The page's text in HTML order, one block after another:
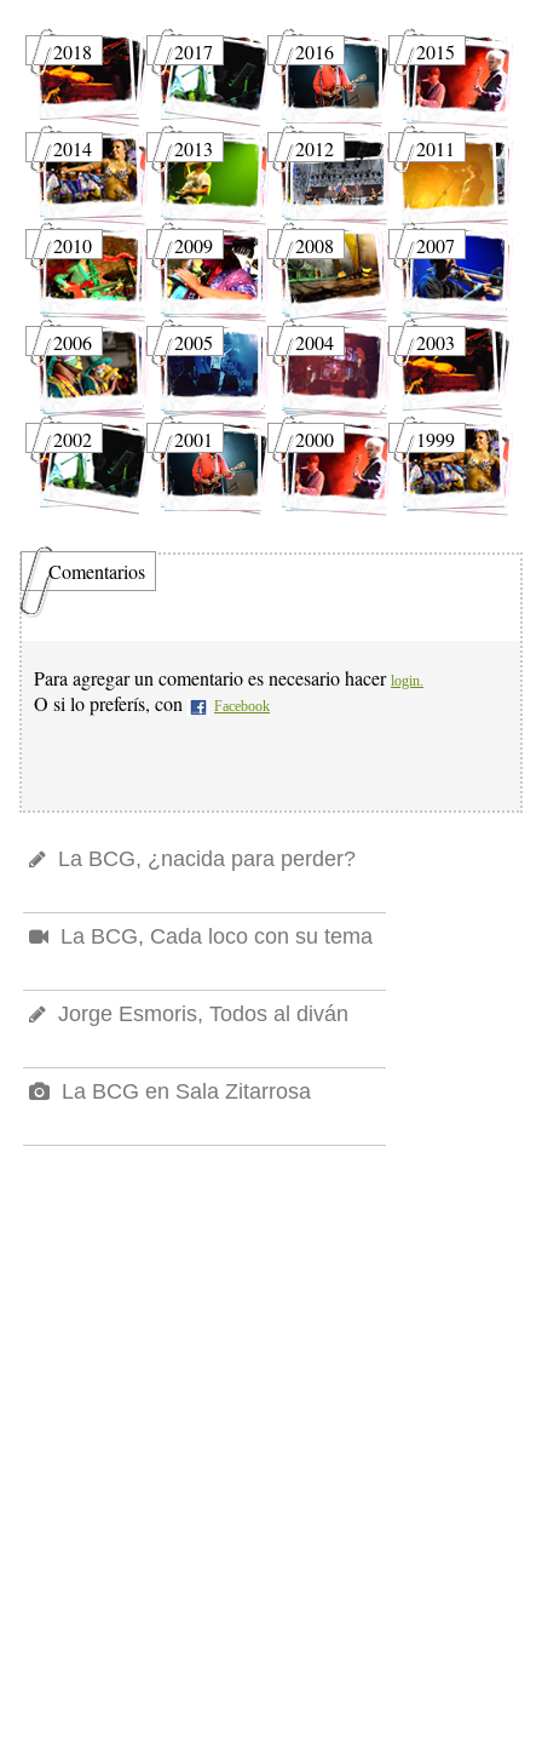
2018 2017 2016 2015
2014 2013 2012 2011
2010 2009 2008 2007
2006 2005 2004 2003
2002 2001 2000 1999
Comentarios
Para agregar un comentario es necesario hacer login.
O si lo preferís, con Facebook
La BCG, ¿nacida para perder?
La BCG, Cada loco con su tema
Jorge Esmoris, Todos al diván
La BCG en Sala Zitarrosa